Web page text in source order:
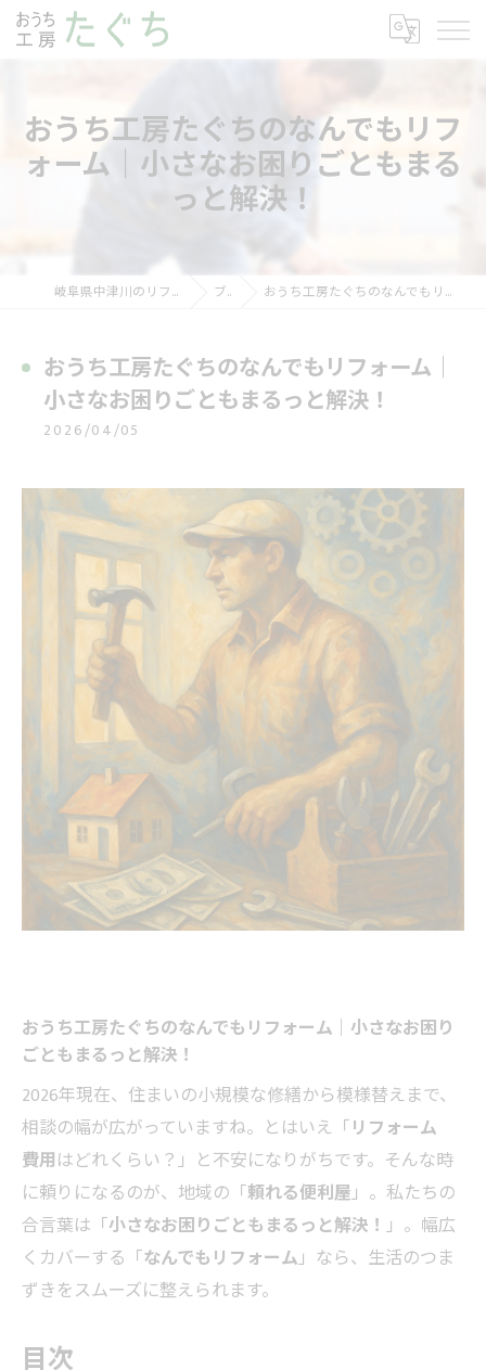
おうち工房たぐちのなんでもリフ
ォーム｜小さなお困りごともまる
っと解決！
岐阜県中津川のリフォームならおうち工房たぐち ブログ おうち工房たぐちのなんでもリフォーム｜小さなお困りごともまるっと解決！
おうち工房たぐちのなんでもリフォーム｜
小さなお困りごともまるっと解決！
2026/04/05
おうち工房たぐちのなんでもリフォーム｜小さなお困り
ごともまるっと解決！
2026年現在、住まいの小規模な修繕から模様替えまで、
相談の幅が広がっていますね。とはいえ「リフォーム
費用はどれくらい？」と不安になりがちです。そんな時
に頼りになるのが、地域の「頼れる便利屋」。私たちの
合言葉は「小さなお困りごともまるっと解決！ 」。幅広
くカバーする「なんでもリフォーム」なら、生活のつま
ずきをスムーズに整えられます。
目次